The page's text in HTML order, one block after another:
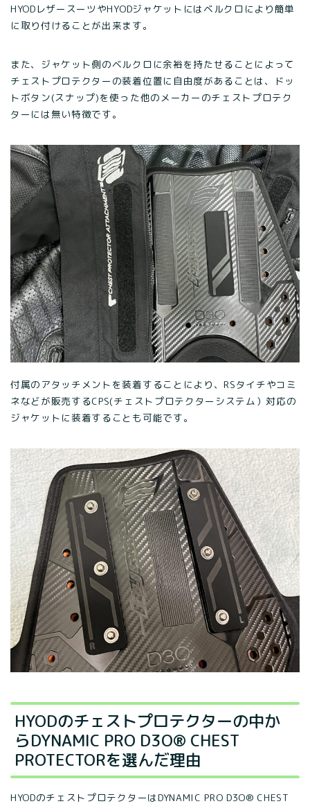
HYODレザースーツやHYODジャケットにはベルクロにより簡単
に取り付けることが出来ます。
また、ジャケット側のベルクロに余裕を持たせることによって
チェストプロテクターの装着位置に自由度があることは、ドッ
トボタン(スナップ)を使った他のメーカーのチェストプロテク
ターには無い特徴です。
付属のアタッチメントを装着することにより、RSタイチやコミ
ネなどが販売するCPS(チェストプロテクターシステム）対応の
ジャケットに装着することも可能です。
HYODのチェストプロテクターの中か
らDYNAMIC PRO D3O® CHEST
PROTECTORを選んだ理由
HYODのチェストプロテクターはDYNAMIC PRO D3O® CHEST